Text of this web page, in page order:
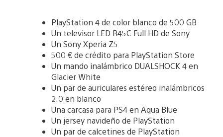
PlayStation 4 de color blanco de 500 GB
Un televisor LED R45C Full HD de Sony
Un Sony Xperia Z5
500 € de crédito para PlayStation Store
Un mando inalámbrico DUALSHOCK 4 en
Glacier White
Un par de auriculares estéreo inalámbricos
2.0 en blanco
Una carcasa para PS4 en Aqua Blue
Un jersey navideño de PlayStation
Un par de calcetines de PlayStation